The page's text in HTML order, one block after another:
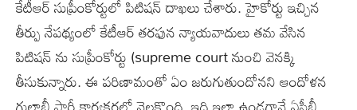
కేటీఆర్ సుప్రీంకోర్టులో పిటిషన్ దాఖలు చేశారు. హైకోర్టు ఇచ్చిన
తీర్పు నేపథ్యంలో కేటీఆర్ తరఫున న్యాయవాదులు తమ వేసిన
పిటిషన్ ను సుప్రీంకోర్టు (supreme court నుంచి వెనక్కి
తీసుకున్నారు. ఈ పరిణామంతో ఏం జరుగుతుందోనని ఆందోళన